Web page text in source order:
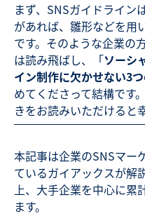
まず、SNSガイドライン
があれば、雛形などを用
です。そのような企業の
は読み飛ばし、「ソーシ
イン制作に欠かせない3
めてくださって結構です
きをお読みいただけると
本記事は企業のSNSマー
ているガイアックスが解
上、大手企業を中心に累
ます。